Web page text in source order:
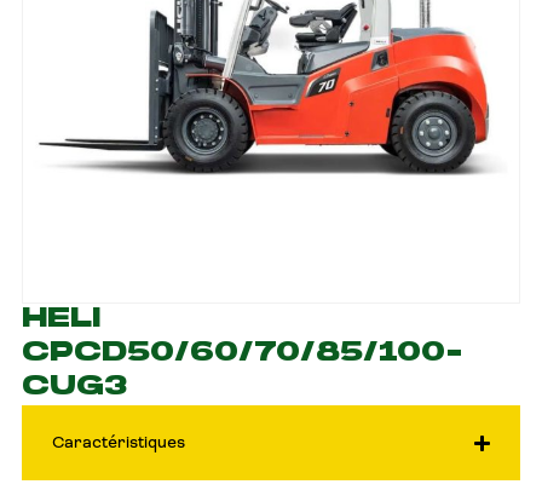
HELI
CPCD50/60/70/85/100-
CUG3
Caractéristiques